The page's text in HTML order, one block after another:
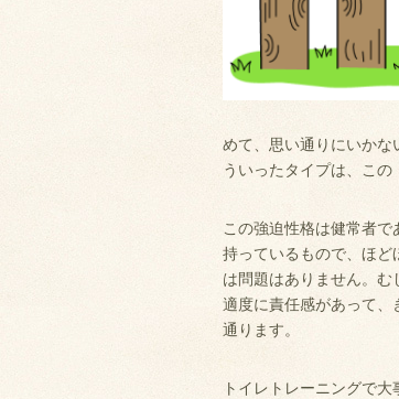
めて、思い通りにいかな
ういったタイプは、この
この強迫性格は健常者で
持っているもので、ほど
は問題はありません。む
適度に責任感があって、
通ります。
トイレトレーニングで